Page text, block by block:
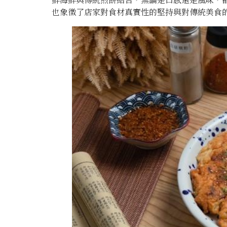
也象徵了店家對食材真實性的堅持與對傳統美食